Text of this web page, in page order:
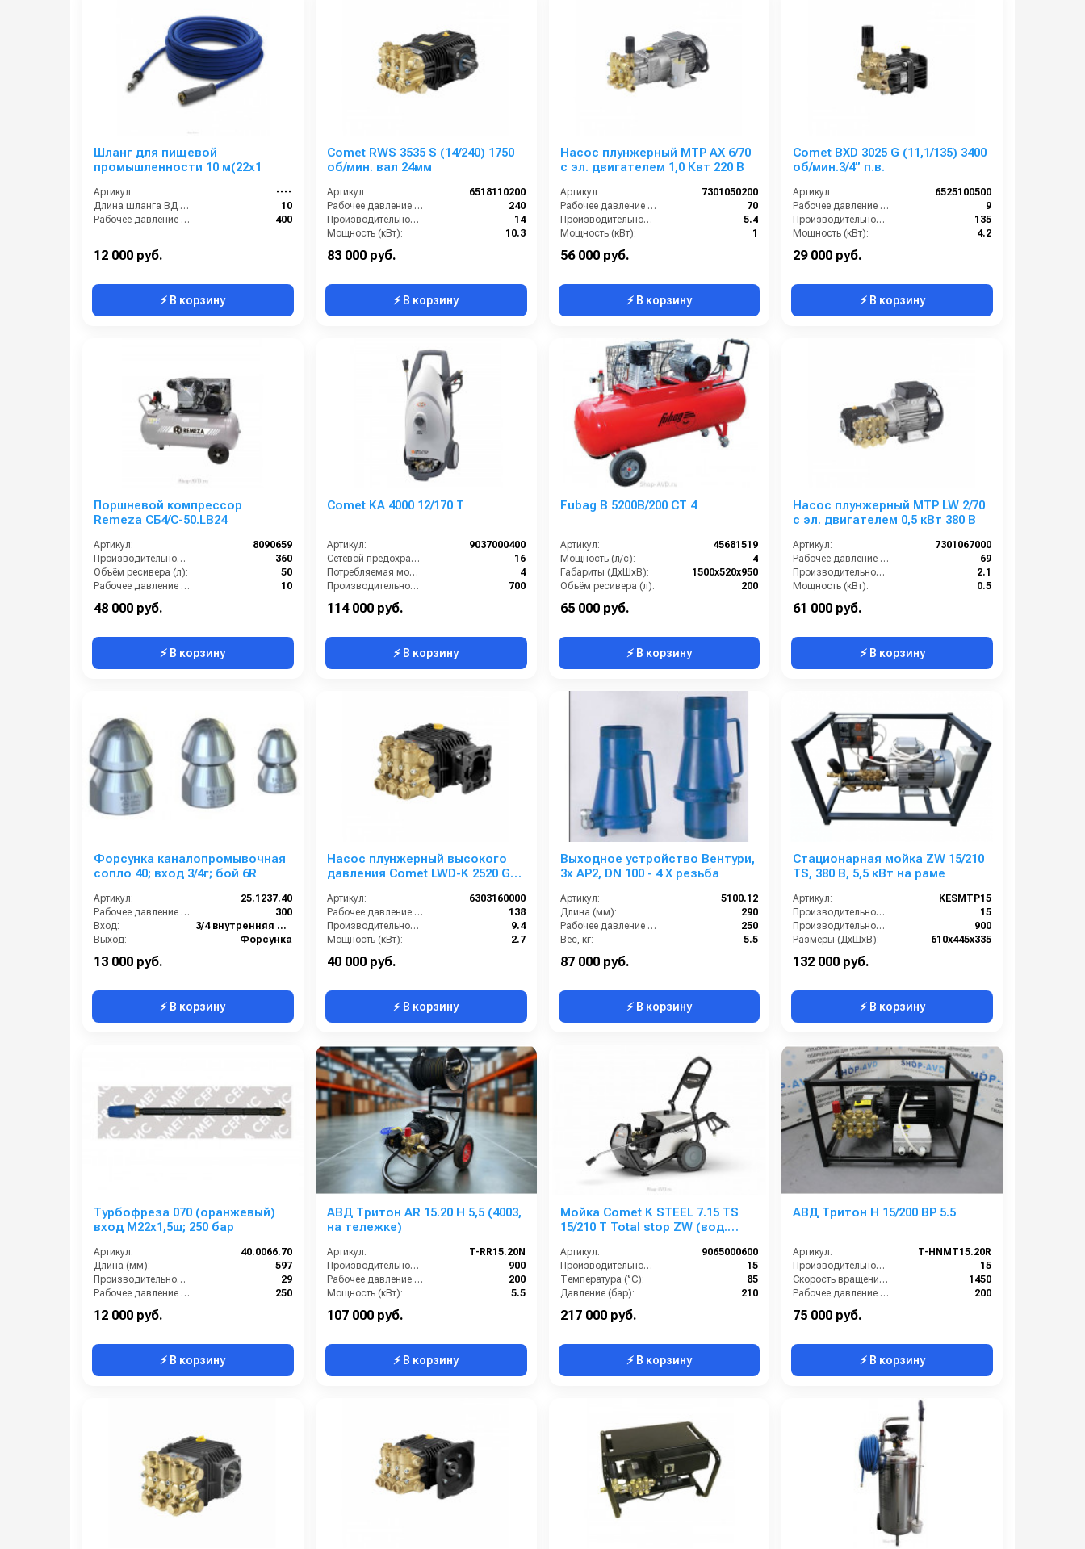
Шланг для пищевой
промышленности 10 м(22x1
Артикул:
----
Длина шланга ВД (м):
10
Рабочее давление (бар):
400
12 000 руб.
⚡ В корзину
Comet RWS 3535 S (14/240) 1750
об/мин. вал 24мм
Артикул:
6518110200
Рабочее давление (бар):
240
Производительность (л/мин):
14
Мощность (кВт):
10.3
83 000 руб.
⚡ В корзину
Насос плунжерный MTP AX 6/70
с эл. двигателем 1,0 Квт 220 В
Артикул:
7301050200
Рабочее давление (бар):
70
Производительность (л/мин):
5.4
Мощность (кВт):
1
56 000 руб.
⚡ В корзину
Comet BXD 3025 G (11,1/135) 3400
об/мин.3/4” п.в.
Артикул:
6525100500
Рабочее давление (бар):
9
Производительность (л/мин):
135
Мощность (кВт):
4.2
29 000 руб.
⚡ В корзину
Поршневой компрессор
Remeza СБ4/С-50.LB24
Артикул:
8090659
Производительность (л/мин):
360
Объём ресивера (л):
50
Рабочее давление (бар):
10
Мощность (кВт):
48 000 руб.
⚡ В корзину
Comet KA 4000 12/170 T
Артикул:
9037000400
Сетевой предохранитель (А):
16
Потребляемая мощность (Вт):
4
Производительность (л/ч):
700
Уровень шума (дБ):
114 000 руб.
⚡ В корзину
Fubag B 5200B/200 СТ 4
Артикул:
45681519
Мощность (л/с):
4
Габариты (ДхШхВ):
1500x520x950
Объём ресивера (л):
200
65 000 руб.
⚡ В корзину
Насос плунжерный MTP LW 2/70
с эл. двигателем 0,5 кВт 380 В
Артикул:
7301067000
Рабочее давление (бар):
69
Производительность (л/мин):
2.1
Мощность (кВт):
0.5
61 000 руб.
⚡ В корзину
Форсунка каналопромывочная
сопло 40; вход 3/4г; бой 6R
Артикул:
25.1237.40
Рабочее давление (бар):
300
Вход:
3/4 внутренняя резьба
Выход:
Форсунка
13 000 руб.
⚡ В корзину
Насос плунжерный высокого
давления Comet LWD-K 2520 G
Артикул:
6303160000
Рабочее давление (бар):
138
Производительность (л/мин):
9.4
Мощность (кВт):
2.7
40 000 руб.
⚡ В корзину
Выходное устройство Вентури,
3x AP2, DN 100 - 4 X резьба
Артикул:
5100.12
Длина (мм):
290
Рабочее давление (бар):
250
Вес, кг:
5.5
87 000 руб.
⚡ В корзину
Стационарная мойка ZW 15/210
TS, 380 В, 5,5 кВт на раме
Артикул:
KESMTP15
Производительность (л/мин):
15
Производительность (л/ч):
900
Размеры (ДхШхВ):
610x445x335
Температура (°C):
132 000 руб.
⚡ В корзину
Турбофреза 070 (оранжевый)
вход М22х1,5ш; 250 бар
Артикул:
40.0066.70
Длина (мм):
597
Производительность (л/мин):
29
Рабочее давление (бар):
250
12 000 руб.
⚡ В корзину
АВД Тритон AR 15.20 H 5,5 (4003,
на тележке)
Артикул:
T-RR15.20N
Производительность (л/ч):
900
Рабочее давление (бар):
200
Мощность (кВт):
5.5
107 000 руб.
⚡ В корзину
Мойка Comet K STEEL 7.15 TS
15/210 T Total stop ZW (вод.
Артикул:
9065000600
Производительность (л/мин):
15
Температура (°C):
85
Давление (бар):
210
217 000 руб.
⚡ В корзину
АВД Тритон H 15/200 BP 5.5
Артикул:
T-HNMT15.20R
Производительность (л/мин):
15
Скорость вращения (об/мин):
1450
Рабочее давление (бар):
200
75 000 руб.
⚡ В корзину